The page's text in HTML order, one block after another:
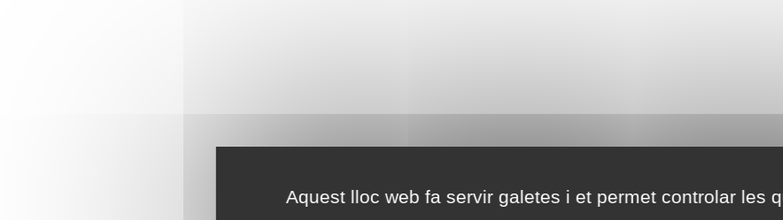
Aquest lloc web fa servir galetes i et permet controlar les